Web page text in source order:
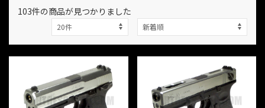
103件の商品が見つかりました